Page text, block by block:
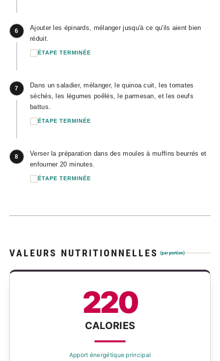
6
Ajouter les épinards, mélanger jusqu'à ce qu'ils aient bien
réduit.
ÉTAPE TERMINÉE
7
Dans un saladier, mélanger, le quinoa cuit, les tomates
séchés, les légumes poêlés, le parmesan, et les oeufs
battus.
ÉTAPE TERMINÉE
8
Verser la préparation dans des moules à muffins beurrés et
enfourner 20 minutes.
ÉTAPE TERMINÉE
VALEURS NUTRITIONNELLES (par portion)
220
CALORIES
Apport énergétique principal